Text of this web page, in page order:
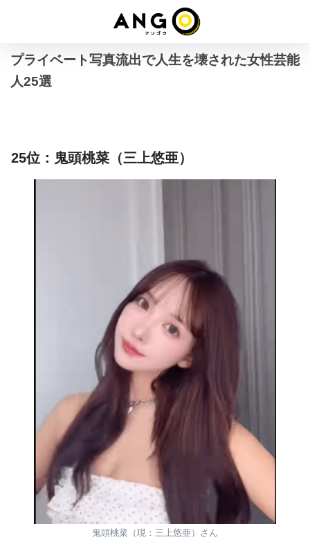
プライベート写真流出で人生を壊された女性芸能
人25選
25位：鬼頭桃菜（三上悠亜）
鬼頭桃菜（現：三上悠亜）さん